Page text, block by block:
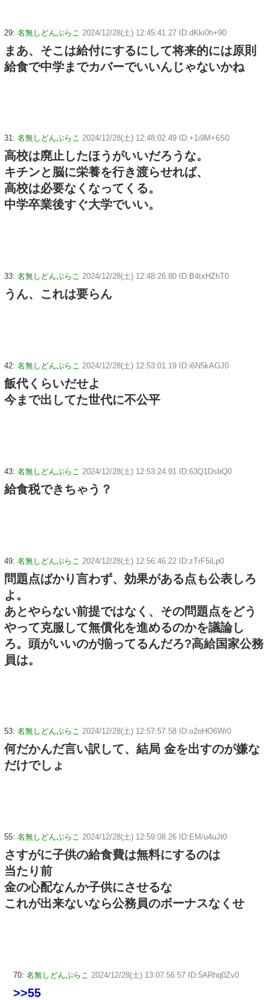
29: 名無しどんぶらこ 2024/12/28(土) 12:45:41.27 ID:dKki0h+90
まあ、そこは給付にするにして将来的には原則
給食で中学までカバーでいいんじゃないかね
31: 名無しどんぶらこ 2024/12/28(土) 12:48:02.49 ID:+1i9M+6S0
高校は廃止したほうがいいだろうな。
キチンと脳に栄養を行き渡らせれば、
高校は必要なくなってくる。
中学卒業後すぐ大学でいい。
33: 名無しどんぶらこ 2024/12/28(土) 12:48:26.80 ID:B4txHZhT0
うん、これは要らん
42: 名無しどんぶらこ 2024/12/28(土) 12:53:01.19 ID:i6N5kAGJ0
飯代くらいだせよ
今まで出してた世代に不公平
43: 名無しどんぶらこ 2024/12/28(土) 12:53:24.91 ID:63Q1DsbQ0
給食税できちゃう？
49: 名無しどんぶらこ 2024/12/28(土) 12:56:46.22 ID:zTrF5iLp0
問題点ばかり言わず、効果がある点も公表しろ
よ。
あとやらない前提ではなく、その問題点をどう
やって克服して無償化を進めるのかを議論し
ろ。頭がいいのが揃ってるんだろ?高給国家公務
員は。
53: 名無しどんぶらこ 2024/12/28(土) 12:57:57.58 ID:o2oHO6Wr0
何だかんだ言い訳して、結局 金を出すのが嫌な
だけでしょ
55: 名無しどんぶらこ 2024/12/28(土) 12:59:08.26 ID:EM/u4uJt0
さすがに子供の給食費は無料にするのは
当たり前
金の心配なんか子供にさせるな
これが出来ないなら公務員のボーナスなくせ
70: 名無しどんぶらこ 2024/12/28(土) 13:07:56.57 ID:5ARhq0Zv0
>>55